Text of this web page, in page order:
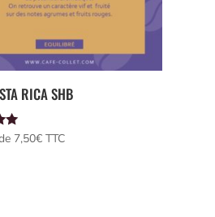
RICA SHB
7,50€ TTC